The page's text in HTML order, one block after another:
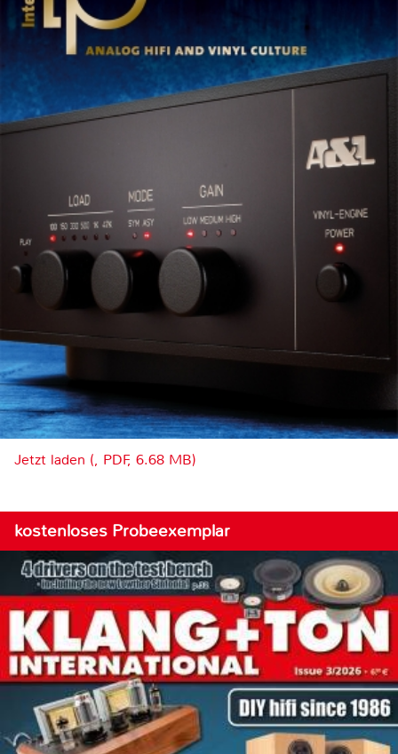
Jetzt laden (, PDF, 6.68 MB)
kostenloses Probeexemplar